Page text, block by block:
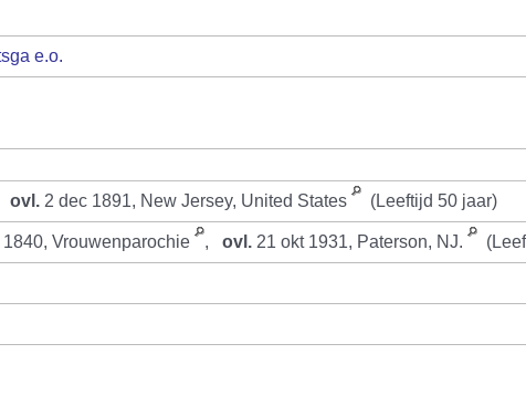
e.o.
ovl. 2 dec 1891, New Jersey, United States (Leeftijd 50 jaar)
1840, Vrouwenparochie , ovl. 21 okt 1931, Paterson, NJ.